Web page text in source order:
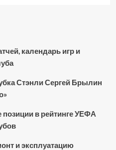
календарь игр и
Стэнли Сергей Брылин
в рейтинге УЕФА
и эксплуатацию